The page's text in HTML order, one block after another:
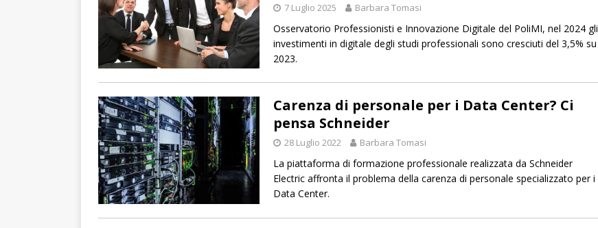
7 Luglio 2025 Barbara Tomasi
Osservatorio Professionisti e Innovazione Digitale del PoliMI, nel 2024 gli
investimenti in digitale degli studi professionali sono cresciuti del 3,5% su
2023.
Carenza di personale per i Data Center? Ci
pensa Schneider
28 Luglio 2022 Barbara Tomasi
La piattaforma di formazione professionale realizzata da Schneider
Electric affronta il problema della carenza di personale specializzato per i
Data Center.